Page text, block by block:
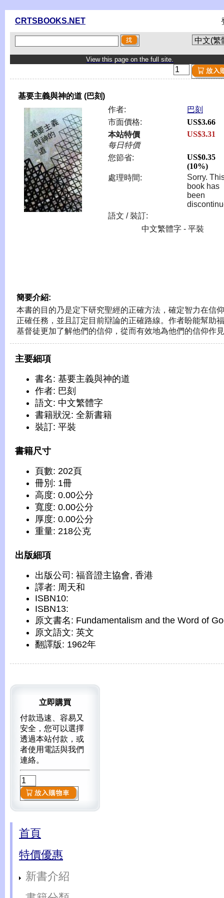
CRTSBOOKS.NET
View this page on the full site.
基要主義與神的道 (巴刻)
作者:
巴刻
市面價格:
US$3.66
本站特價
每日特價
US$3.31
您節省:
US$0.35
(10%)
處理時間:
Sorry.
book has
been
語文 / 裝訂:
中文繁體字 - 平裝
簡要介紹:
本書的目的乃是定下研究聖經的正確方法，確定智力在信
正確任務，並且訂定目前辯論的正確路線。作者盼能幫助
基督徒更加了解他們的信仰，從而有效地為他們的信仰作
主要細項
書名: 基要主義與神的道
作者: 巴刻
語文: 中文繁體字
書籍狀況: 全新書籍
裝訂: 平裝
書籍尺寸
頁數: 202頁
冊別: 1冊
高度: 0.00公分
寬度: 0.00公分
厚度: 0.00公分
重量: 218公克
出版細項
出版公司: 福音證主協會, 香港
譯者: 周天和
ISBN10:
ISBN13:
原文書名: Fundamentalism and the Word of
原文語文: 英文
翻譯版: 1962年
立即購買
付款迅速、容易又
安全，您可以選擇
透過本站付款，或
者使用電話與我們
連絡。
首頁
特價優惠
新書介紹